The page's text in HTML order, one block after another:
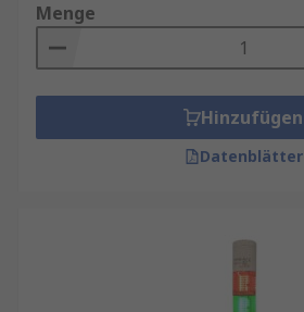
Menge
Hinzufügen
Datenblätter